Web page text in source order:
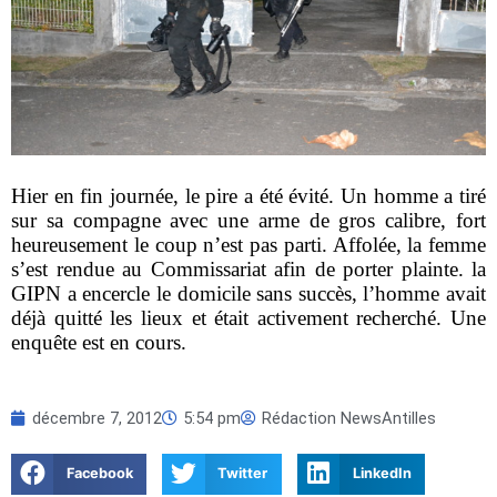
Hier en fin journée, le pire a été évité. Un homme a tiré
sur sa compagne avec une arme de gros calibre, fort
heureusement le coup n’est pas parti. Affolée, la femme
s’est rendue au Commissariat afin de porter plainte. la
GIPN a encercle le domicile sans succès, l’homme avait
déjà quitté les lieux et était activement recherché. Une
enquête est en cours.
décembre 7, 2012 5:54 pm Rédaction NewsAntilles
Facebook Twitter LinkedIn